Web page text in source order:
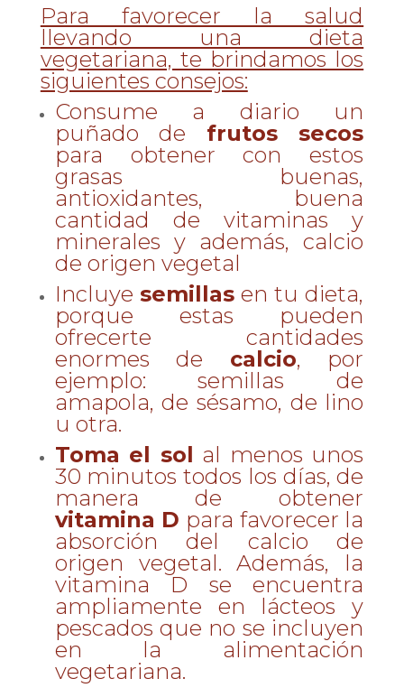
Para favorecer la salud
llevando una dieta
vegetariana, te brindamos los
siguientes consejos:
Consume a diario un
puñado de frutos secos
para obtener con estos
grasas buenas,
antioxidantes, buena
cantidad de vitaminas y
minerales y además, calcio
de origen vegetal
Incluye semillasen tu dieta,
porque estas pueden
ofrecerte cantidades
enormes de calcio, por
ejemplo: semillas de
amapola, de sésamo, de lino
u otra.
Toma el sol al menos unos
30 minutos todos los días, de
manera de obtener
vitamina D para favorecer la
absorción del calcio de
origen vegetal. Además, la
vitamina D se encuentra
ampliamente en lácteos y
pescados que no se incluyen
en la alimentación
vegetariana.